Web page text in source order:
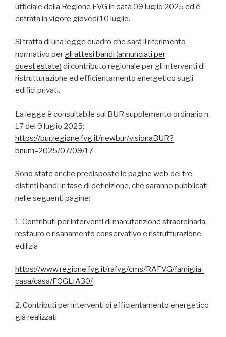
ufficiale della Regione FVG in data 09 luglio 2025 ed è
entrata in vigore giovedì 10 luglio.
Si tratta di una legge quadro che sarà il riferimento
normativo per gli attesi bandi (annunciati per
quest’estate) di contributo regionale per gli interventi di
ristrutturazione ed efficientamento energetico sugli
edifici privati.
La legge è consultabile sul BUR supplemento ordinario n.
17 del 9 luglio 2025:
https://bur.regione.fvg.it/newbur/visionaBUR?
bnum=2025/07/09/17
Sono state anche predisposte le pagine web dei tre
distinti bandi in fase di definizione, che saranno pubblicati
nelle seguenti pagine:
1. Contributi per interventi di manutenzione straordinaria,
restauro e risanamento conservativo e ristrutturazione
edilizia
https://www.regione.fvg.it/rafvg/cms/RAFVG/famiglia-
casa/casa/FOGLIA30/
2. Contributi per interventi di efficientamento energetico
già realizzati